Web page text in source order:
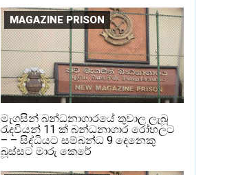
MAGAZINE PRISON
මැගසින් බන්ධනාගාරයේ තුවාල ලැබූ
රැදවියන් 11 ක් බන්ධනාගාර රෝහලට
– – සිද්ධියට සම්බන්ධ 9 දෙනෙකු
බූස්සට මාරු කෙරේ